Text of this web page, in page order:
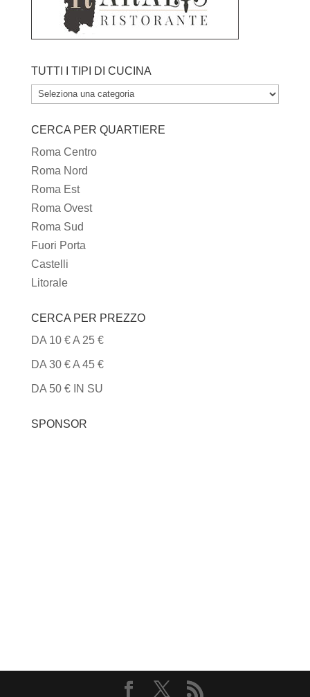
TUTTI I TIPI DI CUCINA
TUTTI
TIPI
DI
CUCINA
CERCA PER QUARTIERE
Roma Centro
Roma Nord
Roma Est
Roma Ovest
Roma Sud
Fuori Porta
Castelli
Litorale
CERCA PER PREZZO
DA 10 € A 25 €
DA 30 € A 45 €
DA 50 € IN SU
SPONSOR